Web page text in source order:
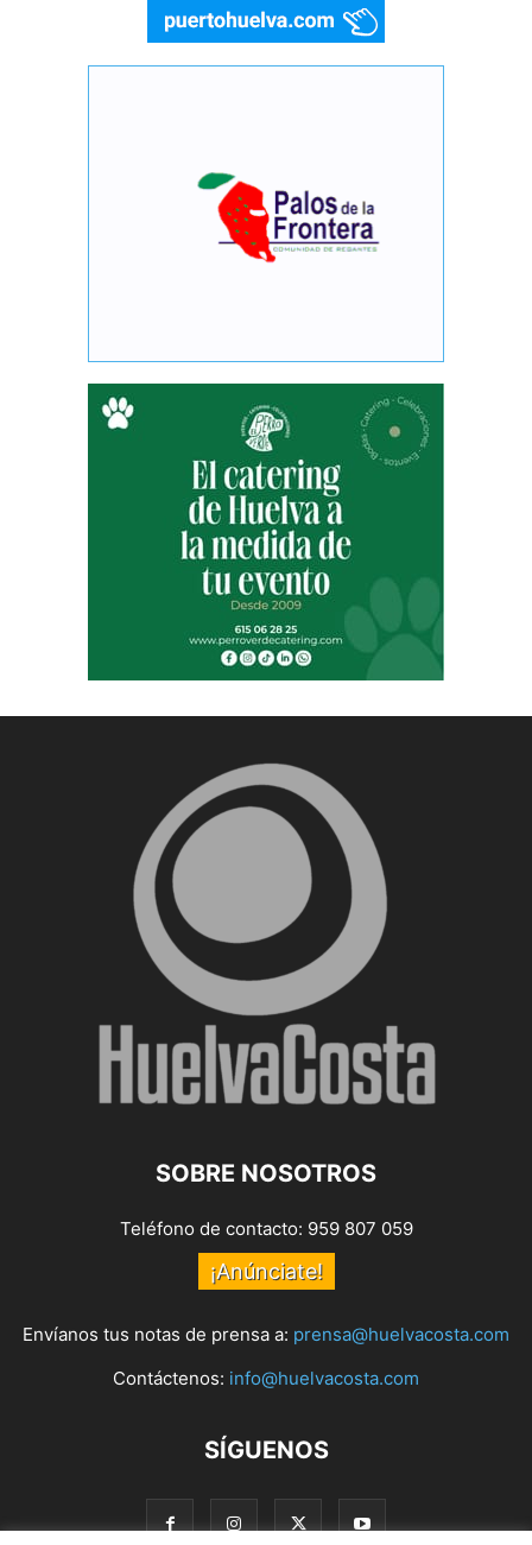
SOBRE NOSOTROS
Teléfono de contacto: 959 807 059
¡Anúnciate!
Envíanos tus notas de prensa a: prensa@huelvacosta.com
Contáctenos: info@huelvacosta.com
SÍGUENOS